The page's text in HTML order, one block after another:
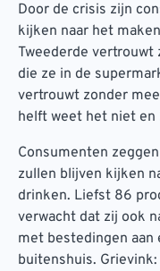
Door de crisis zijn
kijken naar het
Tweederde vertrouwt
die ze in de
vertrouwt zonder
helft weet het niet en
Consumenten
zullen blijven kijken
drinken. Liefst 86
verwacht dat zij ook
met bestedingen aan
buitenshuis.